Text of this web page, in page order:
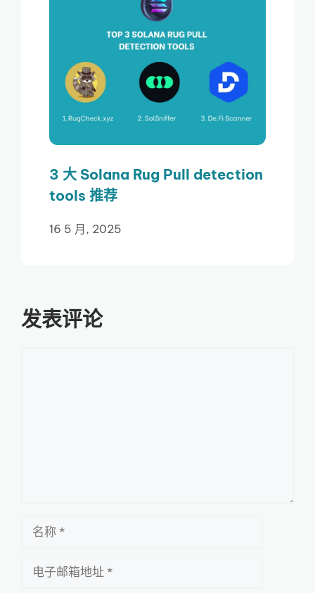
3 大 Solana Rug Pull detection
tools 推荐
16 5 月, 2025
发表评论